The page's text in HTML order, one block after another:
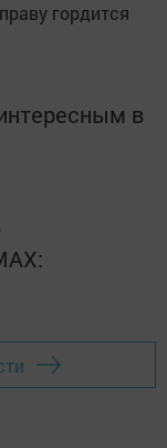
гордится
в